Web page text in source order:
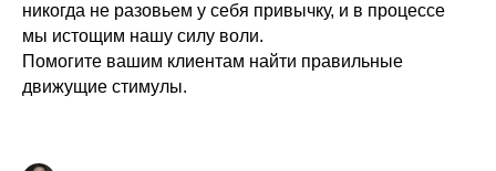
никогда не разовьем у себя привычку, и в процессе
мы истощим нашу силу воли.
Помогите вашим клиентам найти правильные
движущие стимулы.